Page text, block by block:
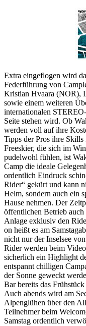
Extra eingeflogen wird
Federführung von
Kristian Hvaara (NOR),
sowie einem weiteren
internationalen
Seite stehen wird. Ob
werden voll auf ihre
Tipps der Pros ihre
Freeskier, die sich im
pudelwohl fühlen, ist
Camp die ideale
ordentlich Eindruck
Rider“ gekürt und kann
Helm, sondern auch ein
Hause nehmen. Der
öffentlichen Betrieb auch
Anlage exklusiv den
on heißt es am
nicht nur der Inselsee
Rider werden beim
sicherlich ein Highlight
entspannt chilligen
der Sonne geweckt
Bar bereits das
Auch abends wird am
Alpenglühen über den
Teilnehmer beim
Samstag ordentlich